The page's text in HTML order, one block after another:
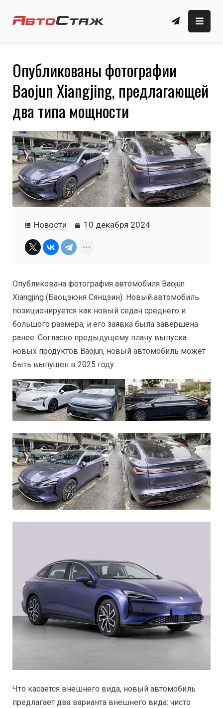
Автомобильный сайт
автомобильные новости, обзоры, новые
Опубликованы фотографии
Baojun Xiangjing, предлагающей
два типа мощности
Новости 10 декабря 2024
Опубликована фотография автомобиля Baojun
Xiangjing (Баоцзюня Сянцзин). Новый автомобиль
позиционируется как новый седан среднего и
большого размера, и его заявка была завершена
ранее. Согласно предыдущему плану выпуска
новых продуктов Baojun, новый автомобиль может
быть выпущен в 2025 году.
Что касается внешнего вида, новый автомобиль
предлагает два варианта внешнего вида: чисто